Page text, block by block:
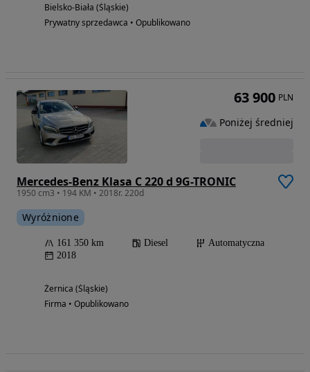
Bielsko-Biała (Śląskie)
Prywatny sprzedawca • Opublikowano
Mercedes-Benz Klasa C 220 d 9G-TRONIC
1950 cm3 • 194 KM • 2018r. 220d
Wyróżnione
161 350 km Diesel
Automatyczna
2018
Żernica (Śląskie)
Firma • Opublikowano
63 900 PLN
Poniżej średniej